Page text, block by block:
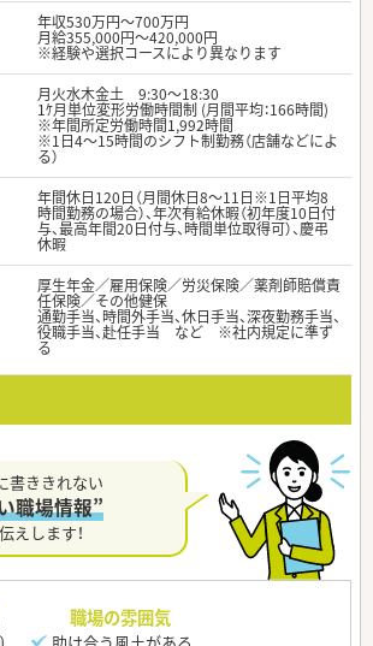
年収530万円～700万円
月給355,000円～420,000円
※経験や選択コースにより異なります
月火水木金土 9:30～18:30
1ｹ月単位変形労働時間制 (月間平均：166時間)
※年間所定労働時間1,992時間
※1日4～15時間のシフト制勤務（店舗などによ
る）
年間休日120日（月間休日8～11日※1日平均8
時間勤務の場合）、年次有給休暇（初年度10日付
与、最高年間20日付与、時間単位取得可）、慶弔
休暇
厚生年金／雇用保険／労災保険／薬剤師賠償責
任保険／その他健保
通勤手当、時間外手当、休日手当、深夜勤務手当、
役職手当、赴任手当 など ※社内規定に準ず
る
書ききれない
職場情報”
えします！
職場の雰囲気